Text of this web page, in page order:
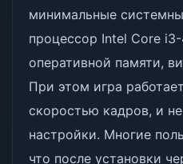
минимальные
процессор Intel Core
оперативной памяти,
При этом игра
скоростью кадров, и
настройки. Многие
что после установки